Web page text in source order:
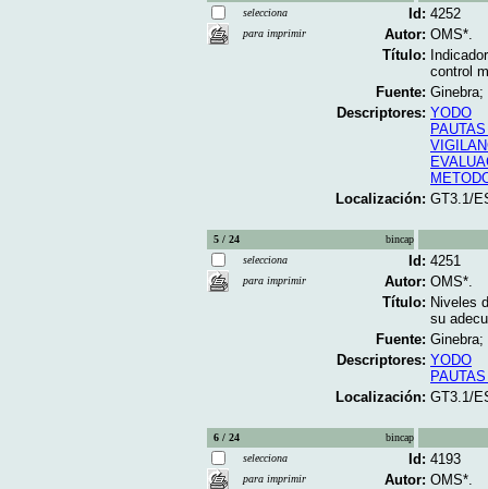
selecciona
para imprimir
Id: 4252
Autor: OMS*.
Título:
control
Fuente:
Descriptores: YODO
Localización: GT3.1/
5 / 24
bincap
selecciona
para imprimir
Id: 4251
Autor: OMS*.
Título: Niveles
su
Fuente:
Descriptores: YODO
Localización: GT3.1/
6 / 24
bincap
selecciona
para imprimir
Id: 4193
Autor: OMS*.